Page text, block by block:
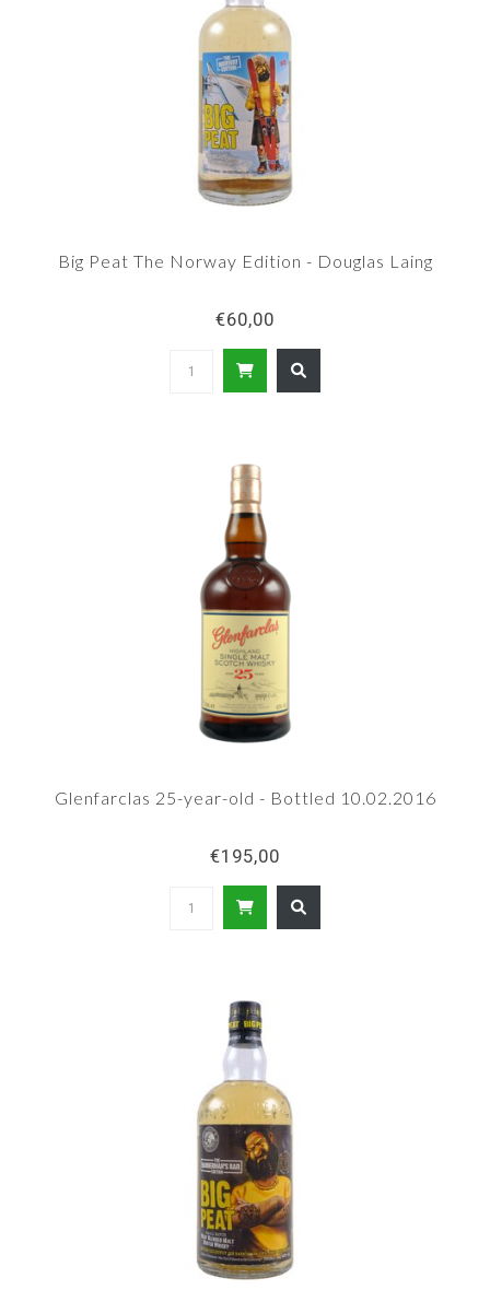
Big Peat The Norway Edition - Douglas Laing
€60,00
Glenfarclas 25-year-old - Bottled 10.02.2016
€195,00